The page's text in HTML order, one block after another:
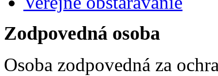
Zodpovedná osoba
Osoba zodpovedná za